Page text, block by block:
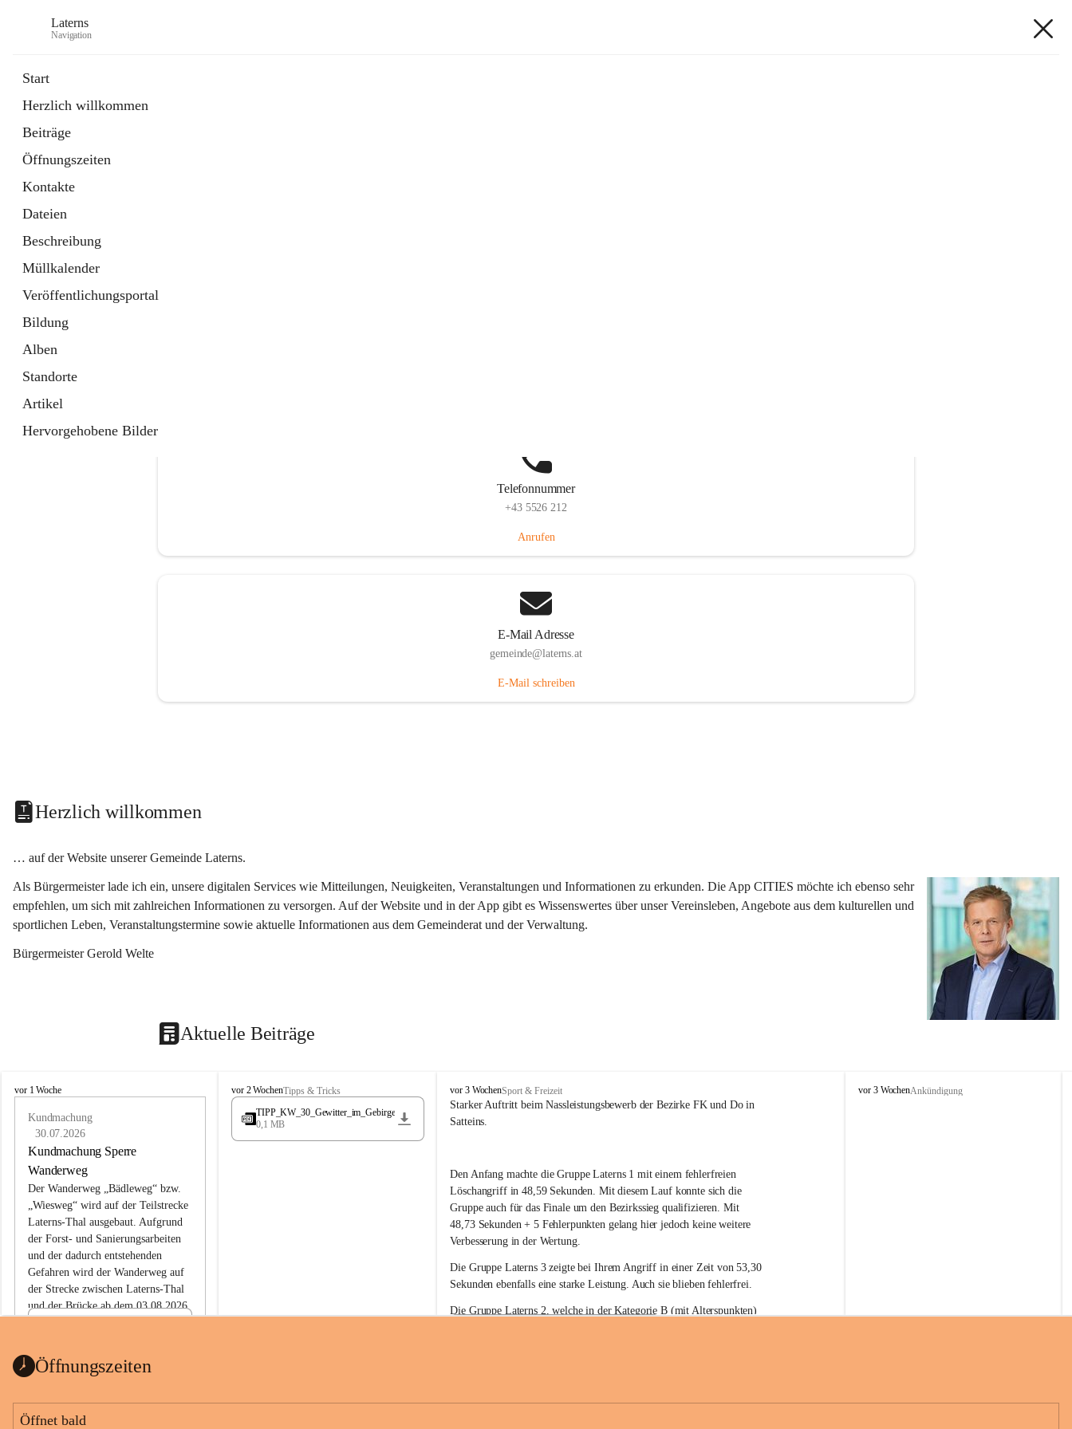
Laterns
Navigation
Start
Herzlich willkommen
Beiträge
Öffnungszeiten
Kontakte
Dateien
Beschreibung
Müllkalender
Veröffentlichungsportal
Bildung
Alben
Standorte
Artikel
Hervorgehobene Bilder
Telefonnummer
+43 5526 212
Anrufen
E-Mail Adresse
gemeinde@laterns.at
E-Mail schreiben
Herzlich willkommen
… auf der Website unserer Gemeinde Laterns.
Als Bürgermeister lade ich ein, unsere digitalen Services wie Mitteilungen, Neuigkeiten, Veranstaltungen und Informationen zu erkunden. Die App CITIES möchte ich ebenso sehr
empfehlen, um sich mit zahlreichen Informationen zu versorgen. Auf der Website und in der App gibt es Wissenswertes über unser Vereinsleben, Angebote aus dem kulturellen und
sportlichen Leben, Veranstaltungstermine sowie aktuelle Informationen aus dem Gemeinderat und der Verwaltung.
Bürgermeister Gerold Welte
Aktuelle Beiträge
L
vor 1 Woche
Kundmachung
30.07.2026
Kundmachung Sperre
Wanderweg
Der Wanderweg „Bädleweg“ bzw.
„Wiesweg“ wird auf der Teilstrecke
Laterns-Thal ausgebaut. Aufgrund
der Forst- und Sanierungsarbeiten
und der dadurch entstehenden
Gefahren wird der Wanderweg auf
der Strecke zwischen Laterns-Thal
und der Brücke ab dem 03.08.2026
ht
1 Seite•0,1 MB
L
a
e
vor 2 WochenTipps & Tricks
TIPP_KW_30_Gewitter_im_Gebirge
0,1 MB
F
r
e
l
l
i
g
e
F
e
u
e
r
w
t
vor 3 WochenSport & Freizeit
Starker Auftritt beim Nassleistungsbewerb der Bezirke FK und Do in
Satteins.
Den Anfang machte die Gruppe Laterns 1 mit einem fehlerfreien
Löschangriff in 48,59 Sekunden. Mit diesem Lauf konnte sich die
Gruppe auch für das Finale um den Bezirkssieg qualifizieren. Mit
48,73 Sekunden + 5 Fehlerpunkten gelang hier jedoch keine weitere
Verbesserung in der Wertung.
Die Gruppe Laterns 3 zeigte bei Ihrem Angriff in einer Zeit von 53,30
Sekunden ebenfalls eine starke Leistung. Auch sie blieben fehlerfrei.
Die Gruppe Laterns 2, welche in der Kategorie B (mit Alterspunkten)
L
vor 3 WochenAnkündigung
Öffnungszeiten
Öffnet bald